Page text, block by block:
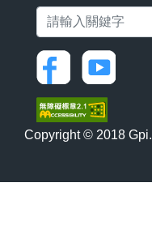
Copyright © 2018 Gpi.